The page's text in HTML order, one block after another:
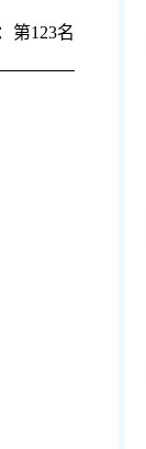
第123名